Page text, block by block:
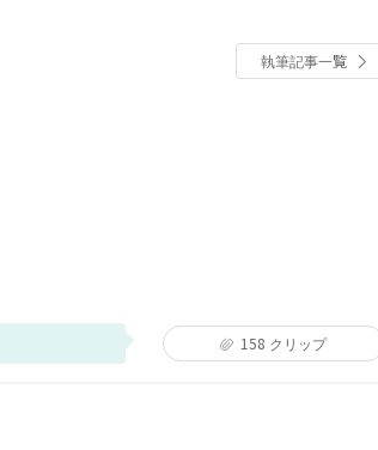
執筆記事一覧
158 クリップ